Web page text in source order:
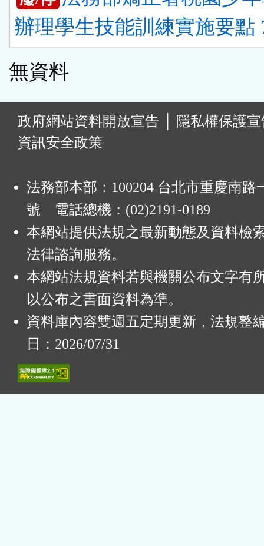
辦理學生技能訓練實施要點
無資料
政府網站資料開放宣告
隱私權保護
資訊安全政策
法務部本部：100204 台北市重慶南路
號 電話總機：(02)2191-0189
本網站提供法規之最新動態及資料檢
法律諮詢服務。
本網站法規資料若與機關公布文字有
以公布之書面資料為準。
資料庫內容雙週五定期更新，法規整
日：2026/07/31